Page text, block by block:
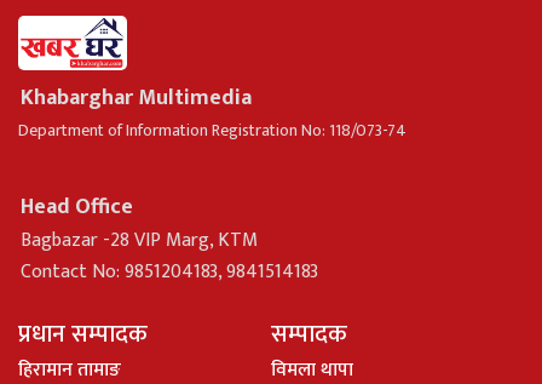
Khabarghar Multimedia
Department of Information Registration No: 118/073-74
Head Office
Bagbazar -28 VIP Marg, KTM
Contact No: 9851204183, 9841514183
प्रधान सम्पादक
हिरामान तामाङ
सम्पादक
विमला थापा